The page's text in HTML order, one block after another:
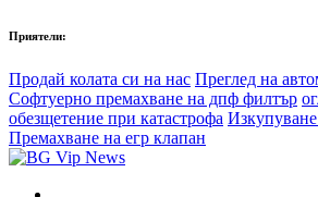
Приятели:
Продай колата си на нас Преглед на
Софтуерно премахване на дпф филтър
обезщетение при катастрофа
Премахване на егр клапан